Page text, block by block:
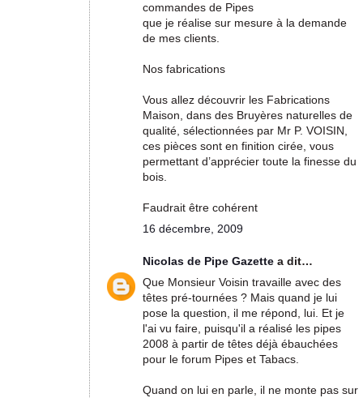
commandes de Pipes
que je réalise sur mesure à la demande
de mes clients.
Nos fabrications
Vous allez découvrir les Fabrications
Maison, dans des Bruyères naturelles de
qualité, sélectionnées par Mr P. VOISIN,
ces pièces sont en finition cirée, vous
permettant d’apprécier toute la finesse du
bois.
Faudrait être cohérent
16 décembre, 2009
Nicolas de Pipe Gazette a dit…
Que Monsieur Voisin travaille avec des
têtes pré-tournées ? Mais quand je lui
pose la question, il me répond, lui. Et je
l'ai vu faire, puisqu'il a réalisé les pipes
2008 à partir de têtes déjà ébauchées
pour le forum Pipes et Tabacs.
Quand on lui en parle, il ne monte pas sur